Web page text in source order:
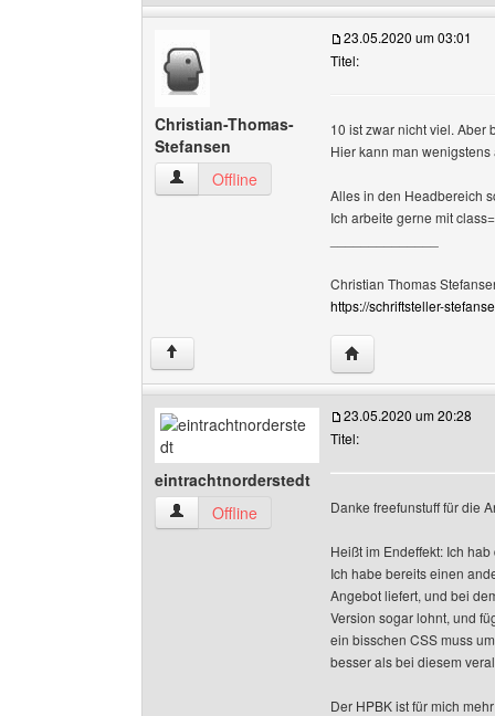
Christian-Thomas-
Stefansen
Christian-Thomas-Stefansen Benutzer-Profile
Offline
23.05.2020 um 03:01
Titel:
10 ist zwar nicht viel. Aber
Hier kann man
Alles in den Headbereich
Ich arbeite gerne mit
Christian Thomas
https://schriftsteller-
↑ Website dieses
eintrachtnorderstedt
eintrachtnorderstedt Benutzer-Profile anzeigen
Offline
23.05.2020 um 20:28
Titel:
Danke freefunstuff für die
Heißt im Endeffekt: Ich
Ich habe bereits einen
Angebot liefert, und bei
Version sogar lohnt, und
ein bisschen CSS muss
besser als bei diesem
Der HPBK ist für mich